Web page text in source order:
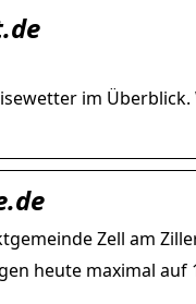
im
Zell am
heute maximal auf